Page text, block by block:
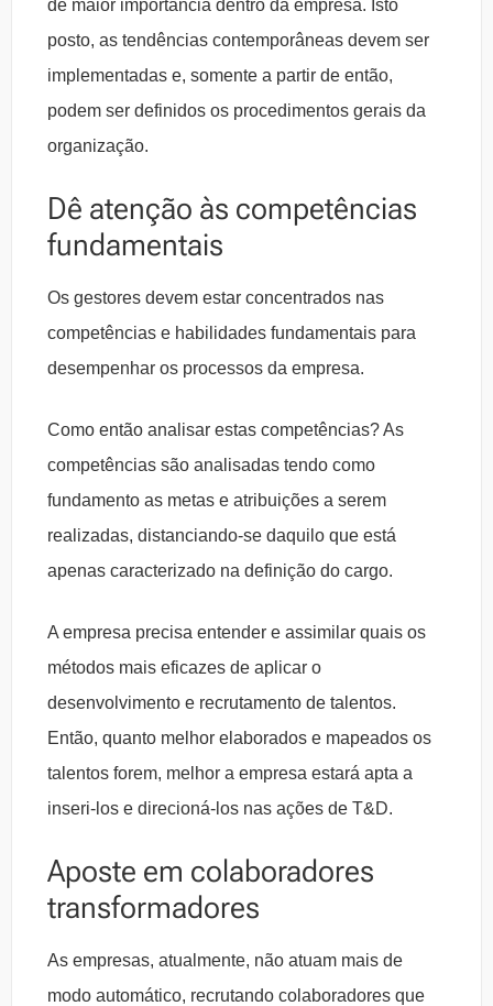
de maior importância dentro da empresa. Isto
posto, as tendências contemporâneas devem ser
implementadas e, somente a partir de então,
podem ser definidos os procedimentos gerais da
organização.
Dê atenção às competências
fundamentais
Os gestores devem estar concentrados nas
competências e habilidades fundamentais para
desempenhar os processos da empresa.
Como então analisar estas competências? As
competências são analisadas tendo como
fundamento as metas e atribuições a serem
realizadas, distanciando-se daquilo que está
apenas caracterizado na definição do cargo.
A empresa precisa entender e assimilar quais os
métodos mais eficazes de aplicar o
desenvolvimento e recrutamento de talentos.
Então, quanto melhor elaborados e mapeados os
talentos forem, melhor a empresa estará apta a
inseri-los e direcioná-los nas ações de T&D.
Aposte em colaboradores
transformadores
As empresas, atualmente, não atuam mais de
modo automático, recrutando colaboradores que